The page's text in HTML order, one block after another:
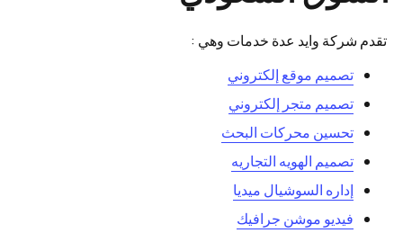
تقدم شركة وايد عدة خدمات وهي :
تصميم موقع إلكتروني
تصميم متجر إلكتروني
تحسين محركات البحث
تصميم الهويه التجاريه
إداره السوشيال ميديا
فيديو موشن جرافيك